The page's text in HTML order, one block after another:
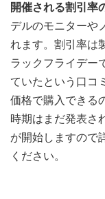
開催される割引率
デルのモニターや
れます。割引率は
ラックフライデー
ていたという口コ
価格で購入できる
時期はまだ発表さ
が開始しますので
ください。